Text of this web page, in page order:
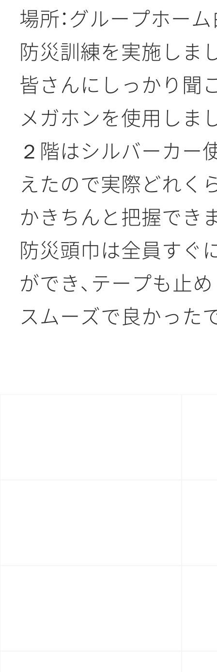
場所：グループホー
防災訓練を実施しま
皆さんにしっかり聞
メガホンを使用しま
２階はシルバーカー
えたので実際どれく
かきちんと把握でき
防災頭巾は全員すぐ
ができ、テープも止
スムーズで良かった